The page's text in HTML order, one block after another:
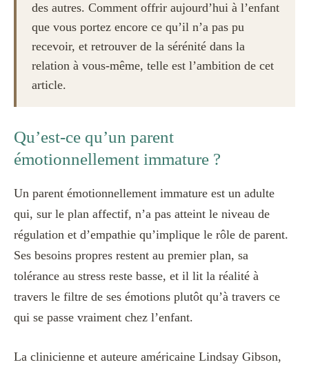
des autres. Comment offrir aujourd’hui à l’enfant
que vous portez encore ce qu’il n’a pas pu
recevoir, et retrouver de la sérénité dans la
relation à vous-même, telle est l’ambition de cet
article.
Qu’est-ce qu’un parent
émotionnellement immature ?
Un parent émotionnellement immature est un adulte
qui, sur le plan affectif, n’a pas atteint le niveau de
régulation et d’empathie qu’implique le rôle de parent.
Ses besoins propres restent au premier plan, sa
tolérance au stress reste basse, et il lit la réalité à
travers le filtre de ses émotions plutôt qu’à travers ce
qui se passe vraiment chez l’enfant.
La clinicienne et auteure américaine Lindsay Gibson,